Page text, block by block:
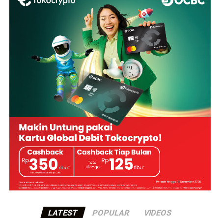
LATEST POPULAR VIDEOS